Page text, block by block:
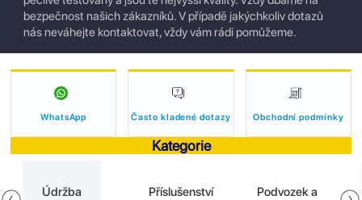
bezpečnost našich zákazníků. V případě jakýchkoliv dotazů
nás neváhejte kontaktovat, vždy vám rádi pomůžeme.
WhatsApp Často kladené dotazy Obchodní podmínky
Kategorie
Údržba
Příslušenství
Podvozek a